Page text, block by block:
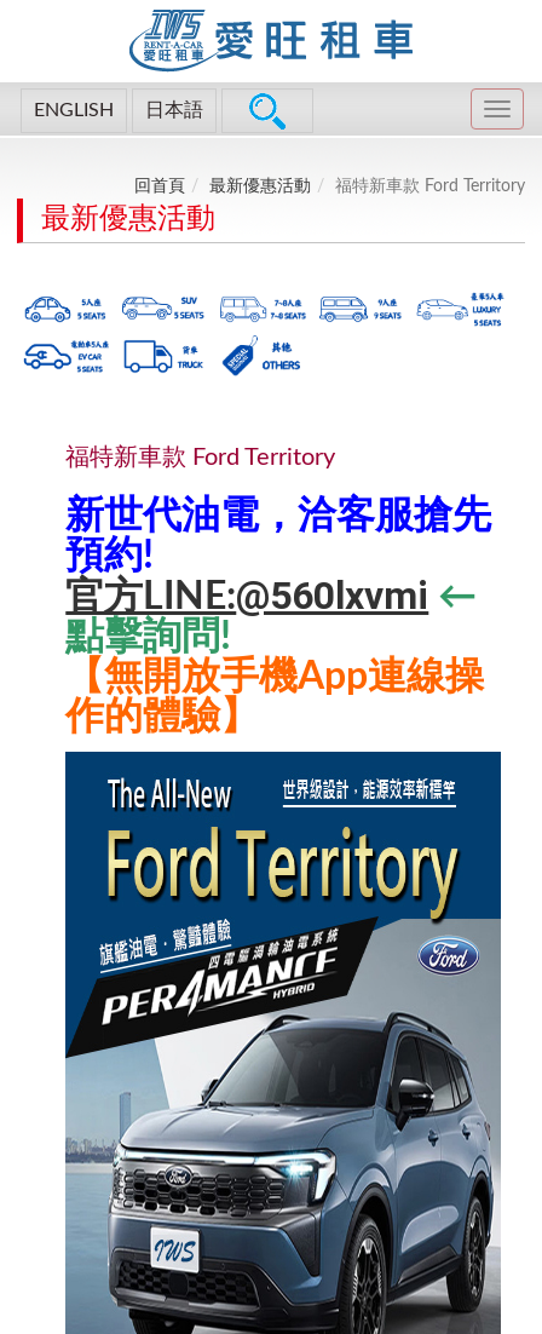
ENGLISH 日本語
回首頁 最新優惠活動 福特新車款 Ford Territory
最新優惠活動
福特新車款 Ford Territory
新世代油電，洽客服搶先
預約!
官方LINE:@560lxvmi ←
點擊詢問!
【無開放手機App連線操
作的體驗】